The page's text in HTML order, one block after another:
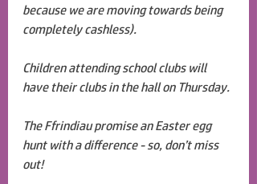
because we are moving towards being
completely cashless).
Children attending school clubs will
have their clubs in the hall on Thursday.
The Ffrindiau promise an Easter egg
hunt with a difference - so, don’t miss
out!